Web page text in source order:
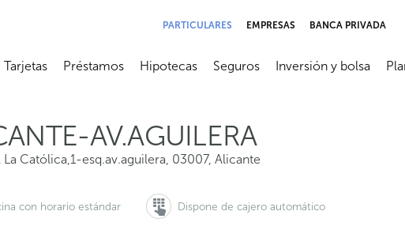
PARTICULARES EMPRESAS BANCA PRIVADA
Abrir submenú
Tarjetas
Abrir submenú
Préstamos
Abrir submenú
Hipotecas
Abrir submenú
Seguros
Abrir submenú
Inversión y bolsa
AV.AGUILERA
La Católica,1-esq.av.aguilera, 03007, Alicante
con horario estándar Dispone de cajero automático